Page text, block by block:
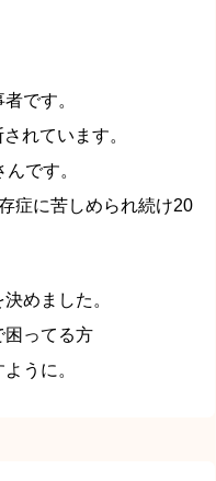
です。
れています。
です。
症に苦しめられ続け20
めました。
困ってる方
うに。